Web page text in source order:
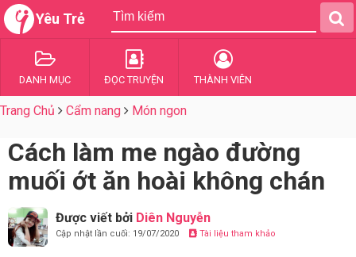
Yêu Trẻ
DANH MỤC ĐỌC TRUYỆN THÀNH VIÊN
Trang Chủ Cẩm nang Món ngon
Cách làm me ngào đường
muối ớt ăn hoài không chán
Được viết bởi Diên Nguyễn
Cập nhật lần cuối: 19/07/2020 Tài liệu tham khảo